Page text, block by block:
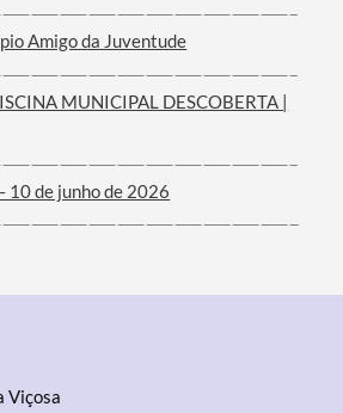
Amigo da Juventude
MUNICIPAL DESCOBERTA |
10 de junho de 2026
Viçosa